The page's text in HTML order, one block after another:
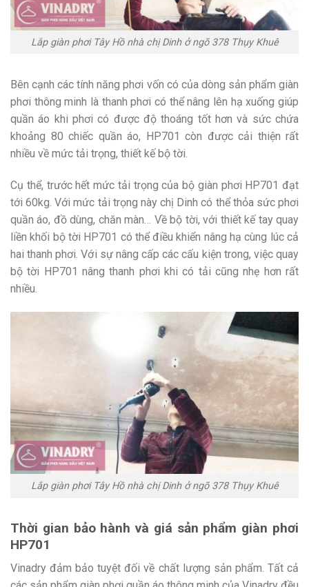
Lắp giàn phơi Tây Hồ nhà chị Dinh ở ngõ 378 Thụy Khuê
Bên cạnh các tính năng phơi vốn có của dòng sản phẩm giàn
phơi thông minh là thanh phơi có thể nâng lên hạ xuống giúp
quần áo khi phơi có được độ thoáng tốt hơn và sức chứa
khoảng 80 chiếc quần áo, HP701 còn được cải thiện rất
nhiều về mức tải trọng, thiết kế bộ tời.
Cụ thể, trước hết mức tải trọng của bộ giàn phơi HP701 đạt
tới 60kg. Với mức tải trọng này chị Dinh có thể thỏa sức phơi
quần áo, đồ dùng, chăn màn… Về bộ tời, với thiết kế tay quay
liền khối bộ tời HP701 có thể điều khiển nâng hạ cùng lúc cả
hai thanh phơi. Với sự nâng cấp các cấu kiện trong, việc quay
bộ tời HP701 nâng thanh phơi khi có tải cũng nhẹ hơn rất
nhiều.
Lắp giàn phơi Tây Hồ nhà chị Dinh ở ngõ 378 Thụy Khuê
Thời gian bảo hành và giá sản phẩm giàn phơi
HP701
Vinadry đảm bảo tuyệt đối về chất lượng sản phẩm. Tất cả